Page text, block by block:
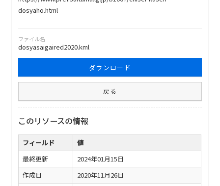
dosyaho.html
ファイル名
dosyasaigaired2020.kml
ダウンロード
戻る
このリソースの情報
フィールド
値
最終更新
2024年01月15日
作成日
2020年11月26日